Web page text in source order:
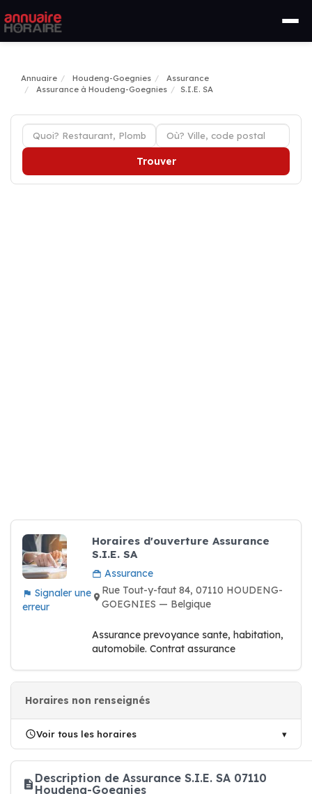
Annuaire Houdeng-Goegnies
Assurance
Assurance à Houdeng-Goegnies
S.I.E. SA
Trouver
Signaler une
erreur
Horaires d'ouverture Assurance
S.I.E. SA
Assurance
Rue Tout-y-faut 84, 07110 HOUDENG-
GOEGNIES — Belgique
Assurance prevoyance sante, habitation,
automobile. Contrat assurance
Horaires non renseignés
Voir tous les horaires
Description de Assurance S.I.E. SA 07110
Houdeng-Goegnies